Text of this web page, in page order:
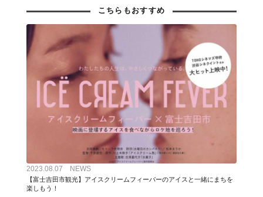
こちらもおすすめ
2023.08.07 NEWS
【富士吉田市観光】アイスクリームフィーバーのアイスと一緒にまちを
楽しもう！